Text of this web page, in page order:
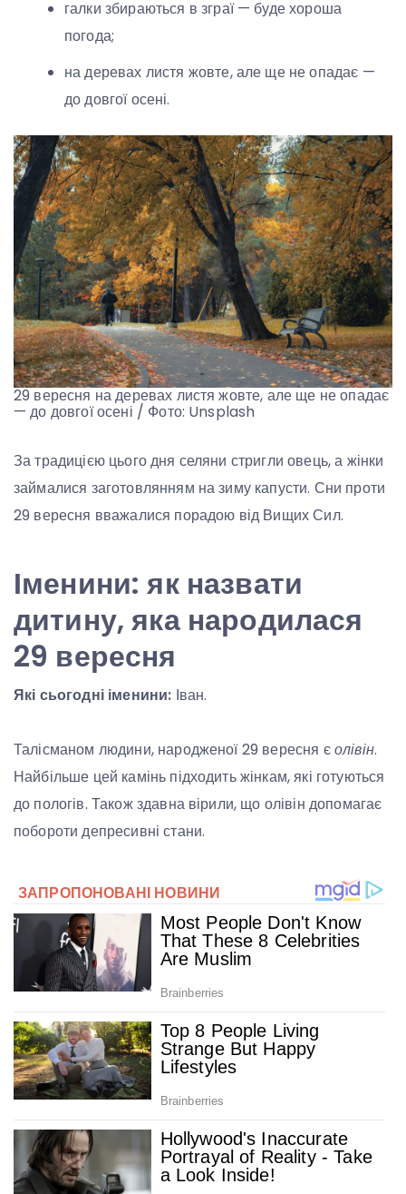
галки збираються в зграї — буде хороша
погода;
на деревах листя жовте, але ще не опадає —
до довгої осені.
29 вересня на деревах листя жовте, але ще не опадає
— до довгої осені / Фото: Unsplash
За традицією цього дня селяни стригли овець, а жінки
займалися заготовлянням на зиму капусти. Сни проти
29 вересня вважалися порадою від Вищих Сил.
Іменини: як назвати
дитину, яка народилася
29 вересня
Які сьогодні іменини: Іван.
Талісманом людини, народженої 29 вересня єолівін.
Найбільше цей камінь підходить жінкам, які готуються
до пологів. Також здавна вірили, що олівін допомагає
побороти депресивні стани.